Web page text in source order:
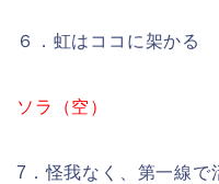
６．虹はココに架かる
ソラ（空）
7．怪我なく、第一線で